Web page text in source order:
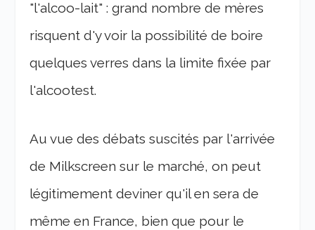
"l'alcoo-lait" : grand nombre de mères
risquent d'y voir la possibilité de boire
quelques verres dans la limite fixée par
l'alcootest.
Au vue des débats suscités par l'arrivée
de Milkscreen sur le marché, on peut
légitimement deviner qu'il en sera de
même en France, bien que pour le